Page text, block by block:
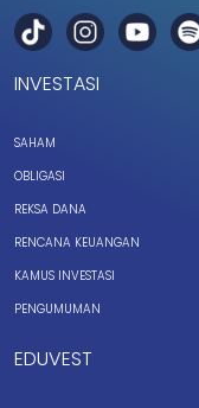
INVESTASI
SAHAM
OBLIGASI
REKSA DANA
RENCANA KEUANGAN
KAMUS INVESTASI
PENGUMUMAN
EDUVEST